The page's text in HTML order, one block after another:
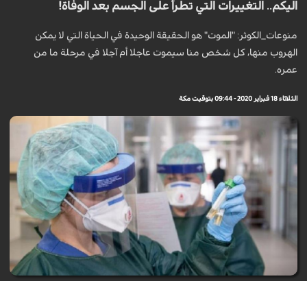
اليكم.. التغييرات التي تطرأ على الجسم بعد الوفاة!
منوعات_الكوثر: "الموت" هو الحقيقة الوحيدة في الحياة التي لا يمكن
الهروب منها، كل شخص منا سيموت عاجلا أم آجلا في مرحلة ما من
عمره.
الثلاثاء 18 فبراير 2020 - 09:44 بتوقيت مكة